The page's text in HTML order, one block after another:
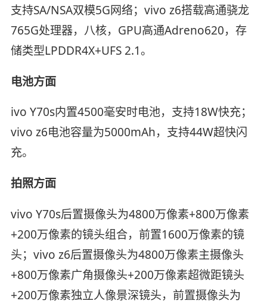
支持SA/NSA双模5G网络；vivo z6搭载高通骁龙
765G处理器，八核，GPU高通Adreno620，存
储类型LPDDR4X+UFS 2.1。
电池方面
ivo Y70s内置4500毫安时电池，支持18W快充；
vivo z6电池容量为5000mAh，支持44W超快闪
充。
拍照方面
vivo Y70s后置摄像头为4800万像素+800万像素
+200万像素的镜头组合，前置1600万像素的镜
头；vivo z6后置摄像头为4800万像素主摄像头
+800万像素广角摄像头+200万像素超微距镜头
+200万像素独立人像景深镜头，前置摄像头为